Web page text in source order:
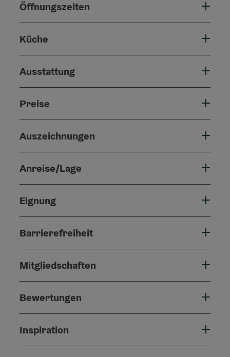
Öffnungszeiten
Küche
Ausstattung
Preise
Auszeichnungen
Anreise/Lage
Eignung
Barrierefreiheit
Mitgliedschaften
Bewertungen
Inspiration